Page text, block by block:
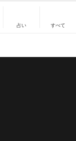
占い すべて